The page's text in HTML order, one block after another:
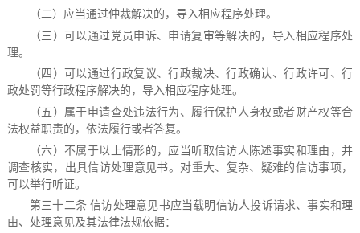
（二）应当通过仲裁解决的，导入相应程序处理。
（三）可以通过党员申诉、申请复审等解决的，导入相应程序处
理。
（四）可以通过行政复议、行政裁决、行政确认、行政许可、行
政处罚等行政程序解决的，导入相应程序处理。
（五）属于申请查处违法行为、履行保护人身权或者财产权等合
法权益职责的，依法履行或者答复。
（六）不属于以上情形的，应当听取信访人陈述事实和理由，并
调查核实，出具信访处理意见书。对重大、复杂、疑难的信访事项，
可以举行听证。
第三十二条 信访处理意见书应当载明信访人投诉请求、事实和理
由、处理意见及其法律法规依据：